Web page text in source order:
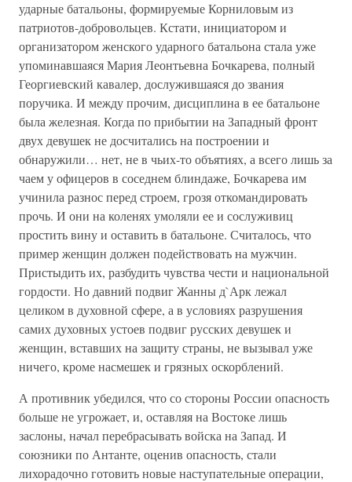
ударные батальоны, формируемые Корниловым из
патриотов-добровольцев. Кстати, инициатором и
организатором женского ударного батальона стала уже
упоминавшаяся Мария Леонтьевна Бочкарева, полный
Георгиевский кавалер, дослужившаяся до звания
поручика. И между прочим, дисциплина в ее батальоне
была железная. Когда по прибытии на Западный фронт
двух девушек не досчитались на построении и
обнаружили… нет, не в чьих-то объятиях, а всего лишь за
чаем у офицеров в соседнем блиндаже, Бочкарева им
учинила разнос перед строем, грозя откомандировать
прочь. И они на коленях умоляли ее и сослуживиц
простить вину и оставить в батальоне. Считалось, что
пример женщин должен подействовать на мужчин.
Пристыдить их, разбудить чувства чести и национальной
гордости. Но давний подвиг Жанны д`Арк лежал
целиком в духовной сфере, а в условиях разрушения
самих духовных устоев подвиг русских девушек и
женщин, вставших на защиту страны, не вызывал уже
ничего, кроме насмешек и грязных оскорблений.
А противник убедился, что со стороны России опасность
больше не угрожает, и, оставляя на Востоке лишь
заслоны, начал перебрасывать войска на Запад. И
союзники по Антанте, оценив опасность, стали
лихорадочно готовить новые наступательные операции,